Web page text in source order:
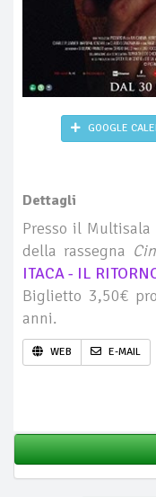
GOOGLE
Dettagli
Presso il
della rassegna
ITACA - IL
Biglietto 3,50€
anni.
WEB E-MAIL